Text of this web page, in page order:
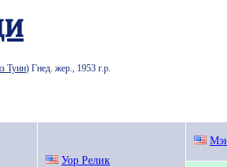
Туин) Гнед. жер., 1953 г.р.
Уор Релик